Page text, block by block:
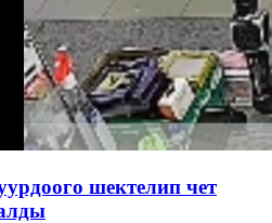
шектелип чет